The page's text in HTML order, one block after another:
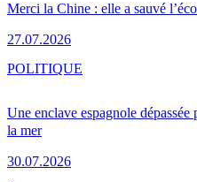
Merci la Chine : elle a sauvé
27.07.2026
Une enclave espagnole
la mer
30.07.2026
POLITIQUE